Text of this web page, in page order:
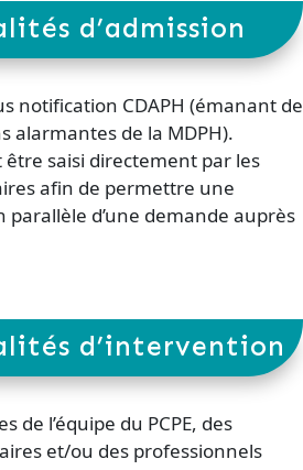
d’admission
notification CDAPH (émanant de
alarmantes de la MDPH).
saisi directement par les
afin de permettre une
d’une demande auprès
d’intervention
de l’équipe du PCPE, des
et/ou des professionnels